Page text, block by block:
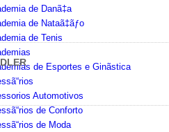
de Danã‡a
de Nataã‡ãƒo
de Tenis
de Esportes e Ginãstica
Automotivos
de Conforto
de Moda